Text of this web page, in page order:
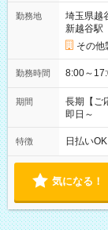
勤務地
埼玉県越
新越谷駅
その他
勤務時間
期間
長期【ご
即日～
特徴 日払いOK
気になる！